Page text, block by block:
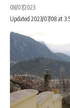
08/07/2023
Updated 2023/07/08 at